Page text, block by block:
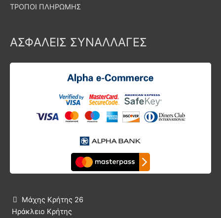
ΤΡΟΠΟΙ ΠΛΗΡΩΜΗΣ
ΑΣΦΑΛΕΙΣ ΣΥΝΑΛΛΑΓΕΣ

Μάχης Κρήτης 26
Ηράκλειο Κρήτης